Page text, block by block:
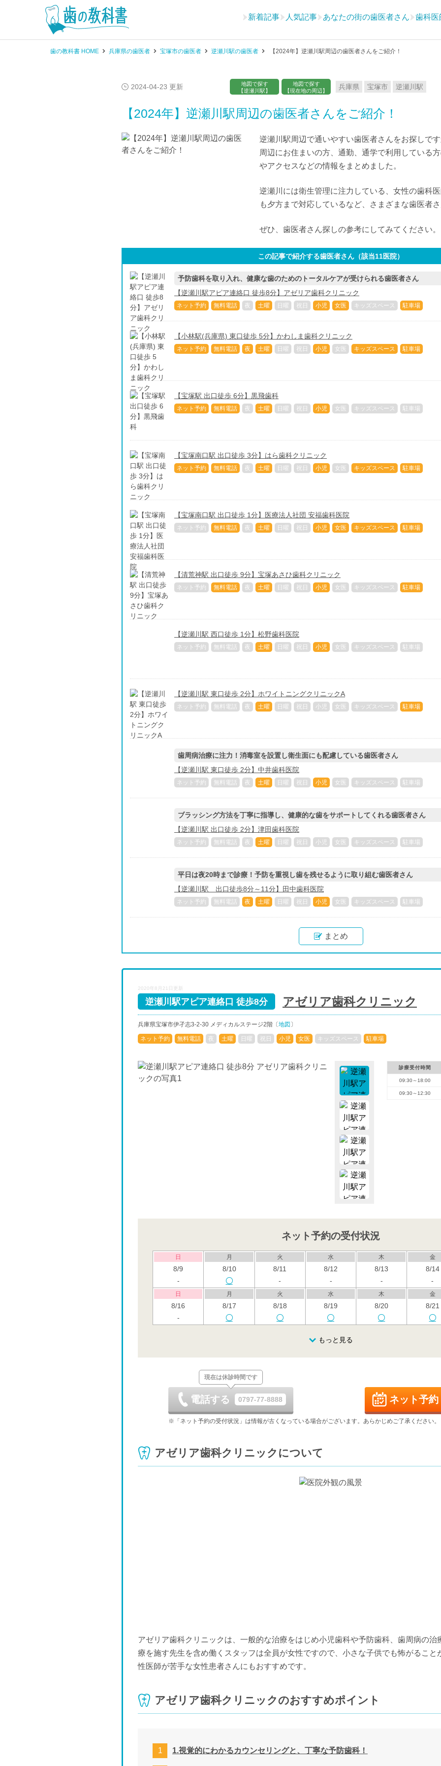
新着記事 人気記事 あなたの街の歯医者さん 歯科医
歯の教科書 HOME 兵庫県の歯医者 宝塚市の歯医者 逆瀬川駅の歯医者 【2024年】逆瀬川駅周辺の歯医者さんをご紹介！
2024-04-23 更新
地図で探す
【逆瀬川駅】
地図で探す
【現在地の周辺】
兵庫県 宝塚市 逆瀬川駅
【2024年】逆瀬川駅周辺の歯医者さんをご紹介！
逆瀬川駅周辺で通いやすい歯医者さんをお探しで
周辺にお住まいの方、通勤、通学で利用している
やアクセスなどの情報をまとめました。
逆瀬川には衛生管理に注力している、女性の歯科
も夕方まで対応しているなど、さまざまな歯医者さ
ぜひ、歯医者さん探しの参考にしてみてください。
この記事で紹介する歯医者さん（該当11医院）
予防歯科を取り入れ、健康な歯のためのトータルケアが受けられる歯医者さん
【逆瀬川駅アピア連絡口 徒歩8分】アゼリア歯科クリニック
ネット予約 無料電話 夜 土曜 日曜 祝日 小児 女医 キッズスペース 駐車場
【小林駅(兵庫県) 東口徒歩 5分】かわしま歯科クリニック
ネット予約 無料電話 夜 土曜 日曜 祝日 小児 女医 キッズスペース 駐車場
【宝塚駅 出口徒歩 6分】黒飛歯科
ネット予約 無料電話 夜 土曜 日曜 祝日 小児 女医 キッズスペース 駐車場
【宝塚南口駅 出口徒歩 3分】はら歯科クリニック
ネット予約 無料電話 夜 土曜 日曜 祝日 小児 女医 キッズスペース 駐車場
【宝塚南口駅 出口徒歩 1分】医療法人社団 安福歯科医院
ネット予約 無料電話 夜 土曜 日曜 祝日 小児 女医 キッズスペース 駐車場
【清荒神駅 出口徒歩 9分】宝塚あさひ歯科クリニック
ネット予約 無料電話 夜 土曜 日曜 祝日 小児 女医 キッズスペース 駐車場
【逆瀬川駅 西口徒歩 1分】松野歯科医院
ネット予約 無料電話 夜 土曜 日曜 祝日 小児 女医 キッズスペース 駐車場
【逆瀬川駅 東口徒歩 2分】ホワイトニングクリニックA
ネット予約 無料電話 夜 土曜 日曜 祝日 小児 女医 キッズスペース 駐車場
歯周病治療に注力！消毒室を設置し衛生面にも配慮している歯医者さん
【逆瀬川駅 東口徒歩 2分】中井歯科医院
ネット予約 無料電話 夜 土曜 日曜 祝日 小児 女医 キッズスペース 駐車場
ブラッシング方法を丁寧に指導し、健康的な歯をサポートしてくれる歯医者さん
【逆瀬川駅 出口徒歩 2分】津田歯科医院
ネット予約 無料電話 夜 土曜 日曜 祝日 小児 女医 キッズスペース 駐車場
平日は夜20時まで診療！予防を重視し歯を残せるように取り組む歯医者さん
【逆瀬川駅 出口徒歩8分～11分】田中歯科医院
ネット予約 無料電話 夜 土曜 日曜 祝日 小児 女医 キッズスペース 駐車場
まとめ
2020年8月21日更新
アゼリア歯科クリニック
逆瀬川駅アピア連絡口 徒歩8分
兵庫県宝塚市伊孑志3-2-30 メディカルステージ2階〔地図 〕
ネット予約 無料電話 夜 土曜 日曜 祝日 小児 女医 キッズスペース 駐車場
診療受付時間
09:30～18:00
09:30～12:30
ネット予約の受付状況
日
8/9
-
月
8/10
火
8/11
-
水
8/12
-
木
8/13
-
金
8/14
-
日
8/16
-
月
8/17
火
8/18
水
8/19
木
8/20
金
8/21
8/26
休
8/31
日
9/6
月
9/7
火
9/8
木
9/10
金
9/11
9/13
休
9/14 9/15
水
もっと見る
現在は休診時間です
電話する 0797-77-8888 ネット予約
※「ネット予約の受付状況」は情報が古くなっている場合がございます。あらかじめご了承ください。
アゼリア歯科クリニックについて
アゼリア歯科クリニックは、一般的な治療をはじめ小児歯科や予防歯科、歯周病の治
療を施す先生を含め働くスタッフは全員が女性ですので、小さな子供でも怖がること
性医師が苦手な女性患者さんにもおすすめです。
アゼリア歯科クリニックのおすすめポイント
1.視覚的にわかるカウンセリングと、丁寧な予防歯科！